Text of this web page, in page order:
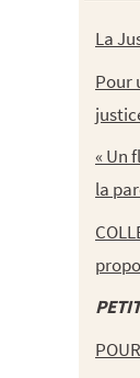
La
Pour
« Un
la